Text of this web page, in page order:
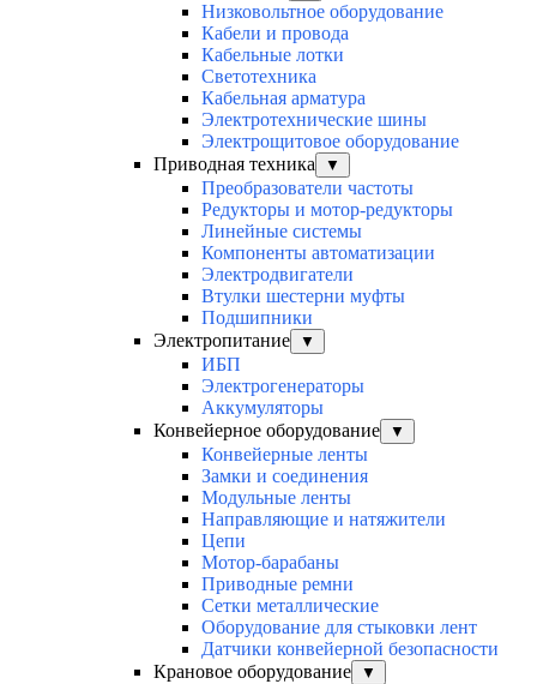
Низковольтное оборудование
Кабели и провода
Кабельные лотки
Светотехника
Кабельная арматура
Электротехнические шины
Электрощитовое оборудование
Приводная техника
▼
Преобразователи частоты
Редукторы и мотор-редукторы
Линейные системы
Компоненты автоматизации
Электродвигатели
Втулки шестерни муфты
Подшипники
Электропитание
▼
ИБП
Электрогенераторы
Аккумуляторы
Конвейерное оборудование
▼
Конвейерные ленты
Замки и соединения
Модульные ленты
Направляющие и натяжители
Цепи
Мотор-барабаны
Приводные ремни
Сетки металлические
Оборудование для стыковки лент
Датчики конвейерной безопасности
Крановое оборудование
▼